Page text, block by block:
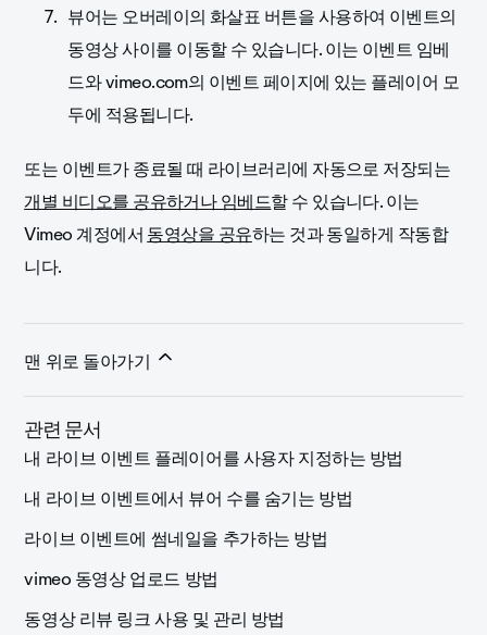
뷰어는 오버레이의 화살표 버튼을 사용하여 이벤트의
동영상 사이를 이동할 수 있습니다. 이는 이벤트 임베
드와 vimeo.com의 이벤트 페이지에 있는 플레이어 모
두에 적용됩니다.
또는 이벤트가 종료될 때 라이브러리에 자동으로 저장되는
개별 비디오를 공유하거나 임베드할 수 있습니다. 이는
Vimeo 계정에서동영상을 공유하는 것과 동일하게 작동합
니다.
맨 위로 돌아가기
관련 문서
내 라이브 이벤트 플레이어를 사용자 지정하는 방법
내 라이브 이벤트에서 뷰어 수를 숨기는 방법
라이브 이벤트에 썸네일을 추가하는 방법
vimeo 동영상 업로드 방법
동영상 리뷰 링크 사용 및 관리 방법